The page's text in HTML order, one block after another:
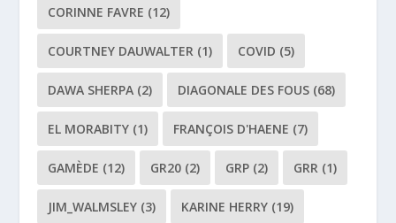
CORINNE FAVRE (12)
COURTNEY DAUWALTER (1) COVID (5)
DAWA SHERPA (2) DIAGONALE DES FOUS (68)
EL MORABITY (1) FRANÇOIS D'HAENE (7)
GAMÈDE (12) GR20 (2) GRP (2) GRR (1)
JIM_WALMSLEY (3) KARINE HERRY (19)